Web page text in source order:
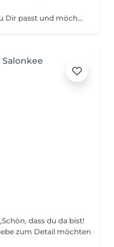
Du bist Dir unsicher welcher Schnitt zu Dir passt und möchtest uns erstmal kennenlernen? Dann buche Dich ein für ein kostenloses 15 minütiges Beratungsgespräch oder füge es zu Deiner Buchung hinzu, falls Du davon ausgehst dass die Beratung etwas länger bei Dir dauern könnte. ;-)
zum Detail möchten